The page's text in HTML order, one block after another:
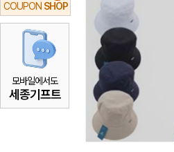
COUPON SHOP
모바일에서도
세종기프트